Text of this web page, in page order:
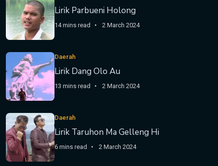
Lirik Parbueni Holong
14 mins read 2 March 2024
Daerah
Lirik Dang Olo Au
13 mins read 2 March 2024
Daerah
Lirik Taruhon Ma Gelleng Hi
6 mins read 2 March 2024